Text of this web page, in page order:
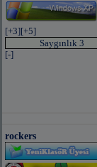
[+3][+5]
Saygınlık 3
[-]
rockers